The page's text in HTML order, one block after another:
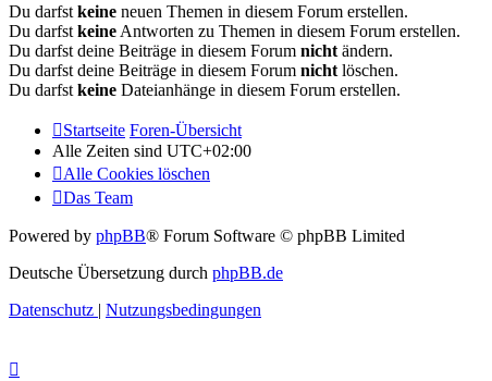
Du darfst keine neuen Themen in diesem Forum erstellen.
Du darfst keine Antworten zu Themen in diesem Forum erstellen.
Du darfst deine Beiträge in diesem Forum nicht ändern.
Du darfst deine Beiträge in diesem Forum nicht löschen.
Du darfst keine Dateianhänge in diesem Forum erstellen.
Startseite Foren-Übersicht
Alle Zeiten sind UTC+02:00
Alle Cookies löschen
Das Team
Powered by phpBB® Forum Software © phpBB Limited
Deutsche Übersetzung durch phpBB.de
Datenschutz | Nutzungsbedingungen